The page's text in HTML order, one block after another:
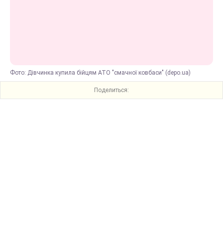
Фото: Дівчинка купила бійцям АТО "смачної ковбаси" (depo.ua)
Поделиться: